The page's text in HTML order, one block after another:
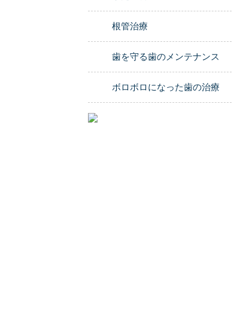
根管治療
歯を守る歯のメンテナンス
ボロボロになった歯の治療